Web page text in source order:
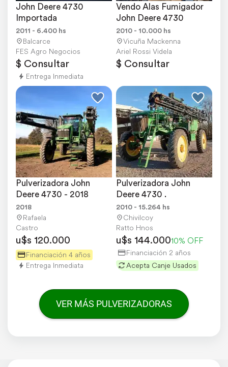
John Deere 4730
Importada
2011 - 6.400 hs
Balcarce
FES Agro Negocios
$ Consultar
Entrega Inmediata
Vendo Alas Fumigador
John Deere 4730
2010 - 10.000 hs
Vicuña Mackenna
Ariel Rossi Videla
$ Consultar
Pulverizadora John
Deere 4730 - 2018
2018
Rafaela
Castro
u$s 120.000
Financiación 4 años
Entrega Inmediata
Pulverizadora John
Deere 4730 .
2010 - 15.264 hs
Chivilcoy
Ratto Hnos
u$s 144.00010% OFF
Financiación 2 años
Acepta Canje Usados
VER MÁS PULVERIZADORAS